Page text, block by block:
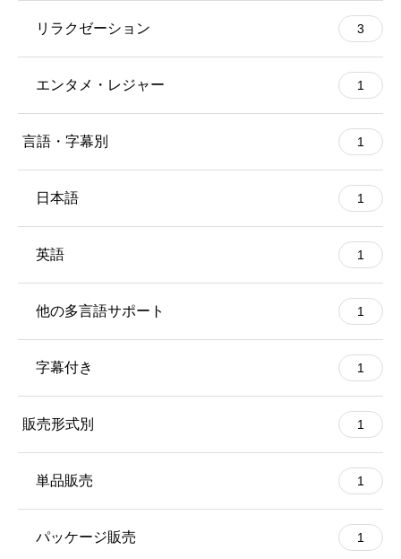
リラクゼーション 3
エンタメ・レジャー 1
言語・字幕別 1
日本語 1
英語 1
他の多言語サポート 1
字幕付き 1
販売形式別 1
単品販売 1
パッケージ販売 1